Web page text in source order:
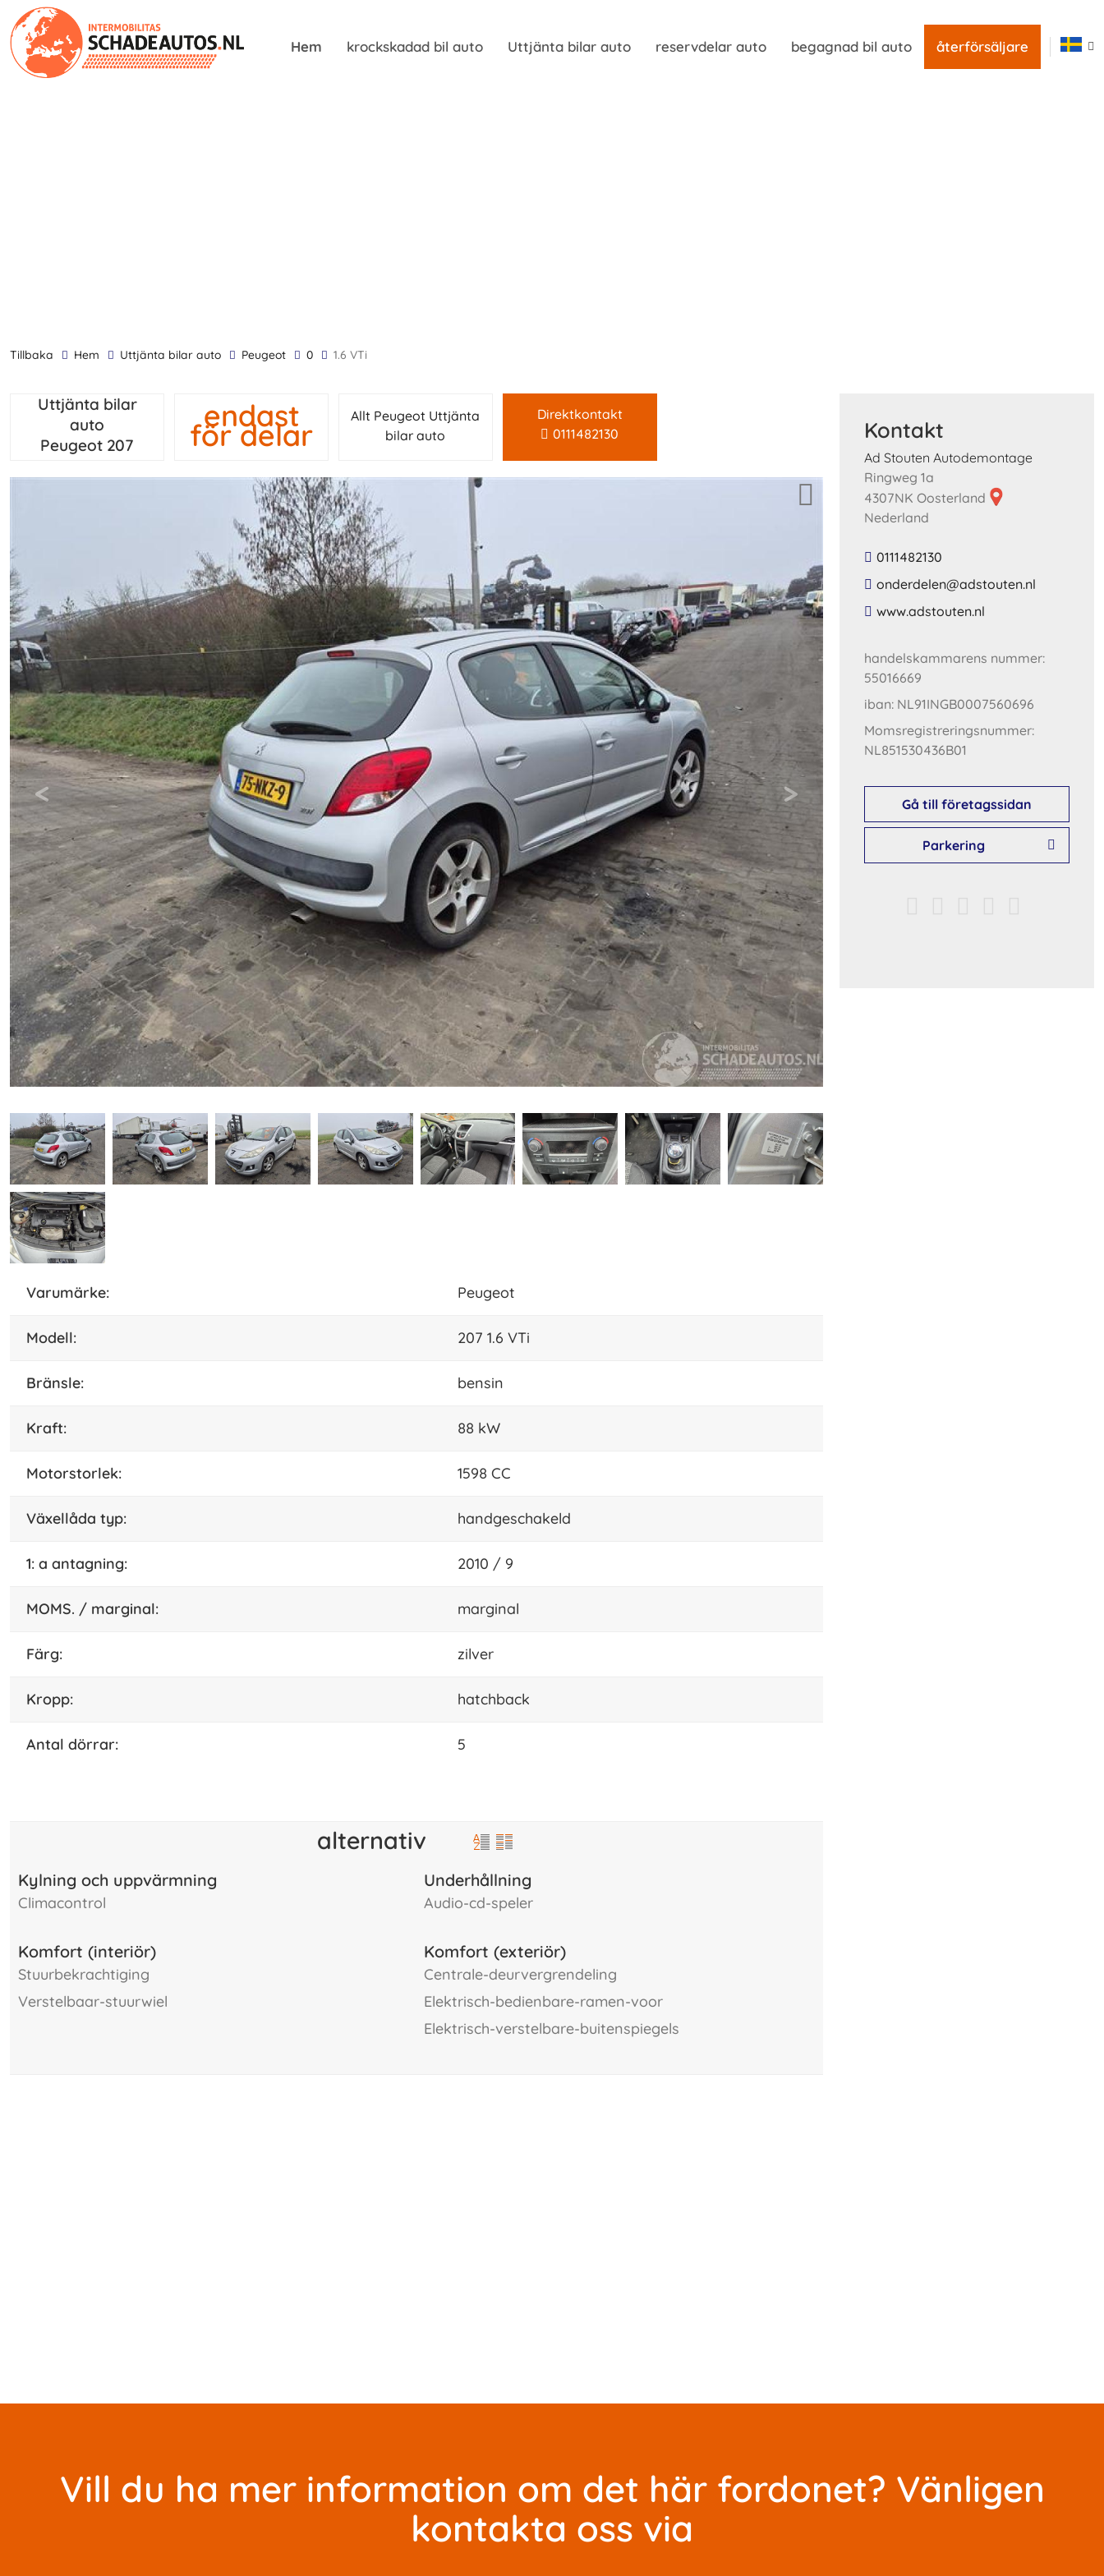
Hem krockskadad bil auto Uttjänta bilar auto reservdelar auto begagnad bil auto återförsäljare
tillbaka Hem Uttjänta bilar auto Peugeot 0 1.6 VTi
Uttjänta bilar
auto
Peugeot 207
endast
för delar
Allt Peugeot Uttjänta
bilar auto
Direktkontakt
0111482130
varumärke: Peugeot
modell: 207 1.6 VTi
bränsle: bensin
kraft: 88 kW
motorstorlek: 1598 CC
växellåda typ: handgeschakeld
1: a antagning: 2010 / 9
MOMS. / marginal: marginal
Färg: zilver
kropp: hatchback
antal dörrar: 5
alternativ
Kylning och uppvärmning
climacontrol
Underhållning
audio-cd-speler
Komfort (interiör)
stuurbekrachtiging
verstelbaar-stuurwiel
Komfort (exteriör)
centrale-deurvergrendeling
elektrisch-bedienbare-ramen-voor
elektrisch-verstelbare-buitenspiegels
Kontakt
Ad Stouten Autodemontage
Ringweg 1a
4307NK Oosterland
Nederland
0111482130
​onderdelen​@​adstouten​.​nl​
​www​.​adstouten​.​nl​
handelskammarens nummer:
55016669
iban: NL91INGB0007560696
Momsregistreringsnummer:
NL851530436B01
Gå till företagssidan
Parkering
Vill du ha mer information om det här fordonet? Vänligen
kontakta oss via